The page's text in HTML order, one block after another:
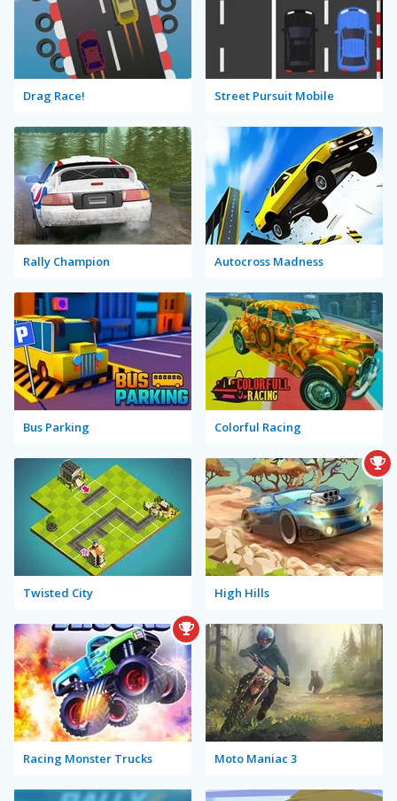
Drag Race! Street Pursuit Mobile
Rally Champion Autocross Madness
Bus Parking Colorful Racing
Twisted City High Hills
Racing Monster Trucks Moto Maniac 3